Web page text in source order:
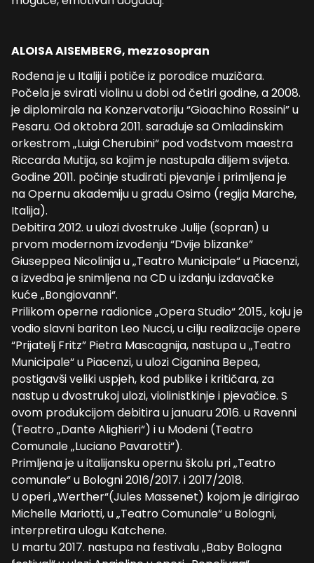
ALOISA AISEMBERG, mezzosopran
Rođena je u Italiji i potiče iz porodice muzičara.
Počela je svirati violinu u dobi od četiri godine, a 2008.
je diplomirala na Konzervatoriju “Gioachino Rossini” u
Pesaru. Od oktobra 2011. sarađuje sa Omladinskim
orkestrom „Luigi Cherubini“ pod vođstvom maestra
Riccarda Mutija, sa kojim je nastupala diljem svijeta.
Godine 2011. počinje studirati pjevanje i primljena je
na Opernu akademiju u gradu Osimo (regija Marche,
Italija).
Debitira 2012. u ulozi dvostruke Julije (sopran) u
prvom modernom izvođenju “Dvije blizanke”
Giuseppea Nicolinija u „Teatro Municipale“ u Piacenzi,
a izvedba je snimljena na CD u izdanju izdavačke
kuće „Bongiovanni“.
Prilikom operne radionice „Opera Studio“ 2015., koju je
vodio slavni bariton Leo Nucci, u cilju realizacije opere
“Prijatelj Fritz” Pietra Mascagnija, nastupa u „Teatro
Municipale“ u Piacenzi, u ulozi Ciganina Bepea,
postigavši veliki uspjeh, kod publike i kritičara, za
nastup u dvostrukoj ulozi, violinistkinje i pjevačice. S
ovom produkcijom debitira u januaru 2016. u Ravenni
(Teatro „Dante Alighieri“) i u Modeni (Teatro
Comunale „Luciano Pavarotti“).
Primljena je u italijansku opernu školu pri „Teatro
comunale“ u Bologni 2016/2017. i 2017/2018.
U operi „Werther“(Jules Massenet) kojom je dirigirao
Michelle Mariotti, u „Teatro Comunale“ u Bologni,
interpretira ulogu Katchene.
U martu 2017. nastupa na festivalu „Baby Bologna